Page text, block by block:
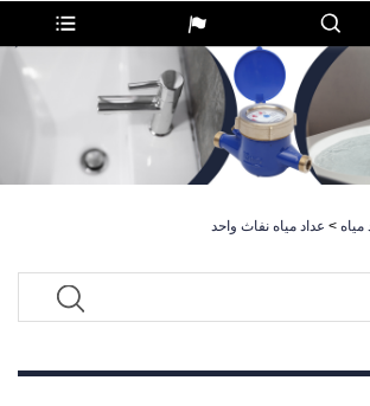
مياه > عداد مياه نفاث واحد